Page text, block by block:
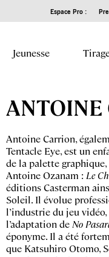
Espace Pro :
Jeunesse
ANTOINE
Antoine Carrion,
Tentacle Eye, est un
de la palette
Antoine Ozanam : Le
éditions Casterman
Soleil. Il évolue
l’industrie du jeu
l’adaptation de No
éponyme. Il a été
que Katsuhiro Otomo,